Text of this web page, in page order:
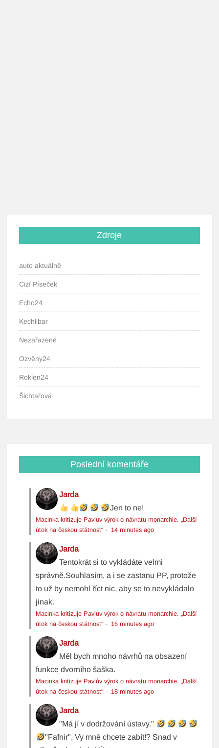
Zdroje
auto aktuálně
Cizí Píseček
Echo24
Kechlibar
Nezařazené
Ozvěny24
Roklen24
Šichtařová
Poslední komentáře
Jarda
Jen to ne!
Macinka kritizuje Pavlův výrok o návratu monarchie. „Další
útok na českou státnost“ · 14 minutes ago
Jarda
Tentokrát si to vykládáte velmi
správně.Souhlasím, a i se zastanu PP, protože
to už by nemohl říct nic, aby se to nevykládalo
jinak.
Macinka kritizuje Pavlův výrok o návratu monarchie. „Další
útok na českou státnost“ · 16 minutes ago
Jarda
Měl bych mnoho návrhů na obsazení
funkce dvorního šaška.
Macinka kritizuje Pavlův výrok o návratu monarchie. „Další
útok na českou státnost“ · 18 minutes ago
Jarda
"Má jí v dodržování ústavy."
"Fafnir", Vy mně chcete zabít!? Snad v